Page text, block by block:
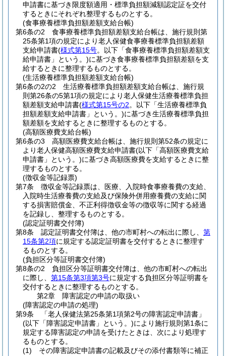
申請書に基づき限度額適用・標準負担額減額認定証を交付
するときにそれぞれ整理するものとする。
(食事療養標準負担額差額支給台帳)
第6条の2
食事療養標準負担額差額支給台帳は、施行規則第
25条第1項の規定により老人保健食事療養標準負担額差額
支給申請書(様式第15号。以下「食事療養標準負担額差額支
給申請書」という。)に基づき食事療養標準負担額差額を支
給するときに整理するものとする。
(生活療養標準負担額差額支給台帳)
第6条の2の2
生活療養標準負担額差額支給台帳は、施行規
則第26条の5第1項の規定により老人保健生活療養標準負担
額差額支給申請書(様式第15号の2。以下「生活療養標準負
担額差額支給申請書」という。)に基づき生活療養標準負担
額差額を支給するときに整理するものとする。
(高額医療費支給台帳)
第6条の3
高額医療費支給台帳は、施行規則第52条の規定に
より老人保健高額医療費支給申請書(以下「高額医療費支給
申請書」という。)に基づき高額医療費を支給するときに整
理するものとする。
(徴収金等記録票)
第7条
徴収金等記録票は、医療、入院時食事療養費の支給、
入院時生活療養費の支給及び保険外併用療養費の支給に関
する損害賠償金、不正利得徴収金等の徴収等に関する経過
を記録し、整理するものとする。
(認定証明書交付簿)
第8条
認定証明書交付簿は、他の市町村への転出に際し、 第
15条第2項に規定する認定証明書を交付するときに整理す
るものとする。
(負担区分等証明書交付簿)
第8条の2
負担区分等証明書交付簿は、他の市町村への転出
に際し、 第15条第3項第3号に規定する負担区分等証明書を
交付するときに整理するものとする。
第2章
障害認定の申請の取扱い
(障害認定の申請の処理)
第9条
「老人保健法第25条第1項第2号の障害認定申請書」
(以下「障害認定申請書」という。)により施行規則第1条に
規定する障害認定の申請を受けたときは、次により処理す
るものとする。
(1)
その障害認定申請書の記載及びその添付書類等に補正